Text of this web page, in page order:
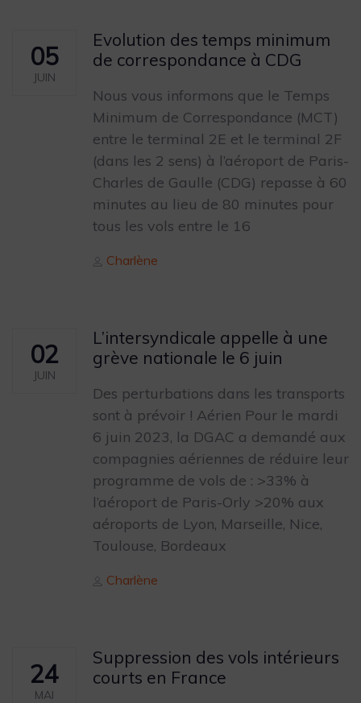
05
JUIN
Evolution des temps minimum
de correspondance à CDG
Nous vous informons que le Temps
Minimum de Correspondance (MCT)
entre le terminal 2E et le terminal 2F
(dans les 2 sens) à l’aéroport de Paris-
Charles de Gaulle (CDG) repasse à 60
minutes au lieu de 80 minutes pour
tous les vols entre le 16
Author
Charlène
02
JUIN
L’intersyndicale appelle à une
grève nationale le 6 juin
Des perturbations dans les transports
sont à prévoir ! Aérien Pour le mardi
6 juin 2023, la DGAC a demandé aux
compagnies aériennes de réduire leur
programme de vols de : >33% à
l’aéroport de Paris-Orly >20% aux
aéroports de Lyon, Marseille, Nice,
Toulouse, Bordeaux
Author
Charlène
24
MAI
Suppression des vols intérieurs
courts en France